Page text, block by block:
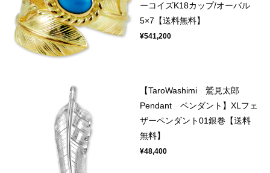
ーコイズK18カップ/オーバル
5×7【送料無料】
¥541,200
【TaroWashimi 鷲見太郎
Pendant ペンダント】XLフェ
ザーペンダント01銀巻【送料
無料】
¥48,400